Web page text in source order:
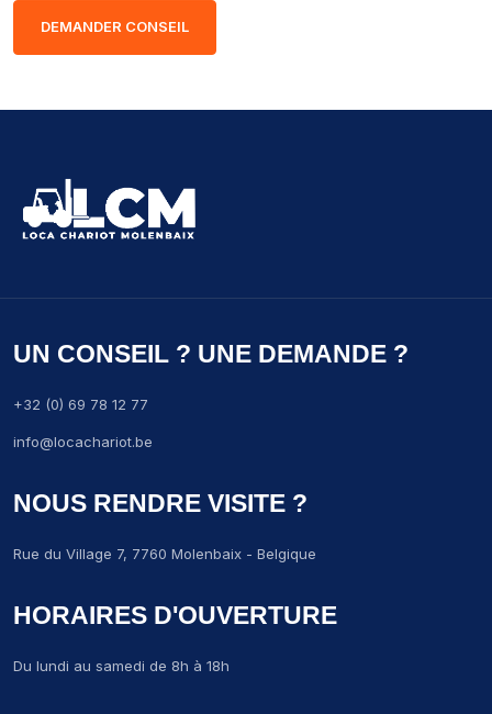
DEMANDER CONSEIL
UN CONSEIL ? UNE DEMANDE ?
+32 (0) 69 78 12 77
info@locachariot.be
NOUS RENDRE VISITE ?
Rue du Village 7, 7760 Molenbaix - Belgique
HORAIRES D'OUVERTURE
Du lundi au samedi de 8h à 18h